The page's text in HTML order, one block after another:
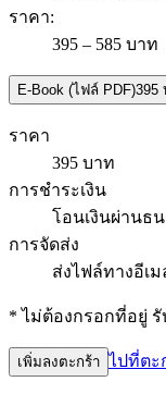
ราคา:
395 – 585 บาท
E-Book (ไฟล์ PDF)395
ราคา
395 บาท
การชำระเงิน
โอนเงินผ่านธ
การจัดส่ง
ส่งไฟล์ทางอีเ
* ไม่ต้องกรอกที่อยู่
เพิ่มลงตะกร้า ไปที่ตะ